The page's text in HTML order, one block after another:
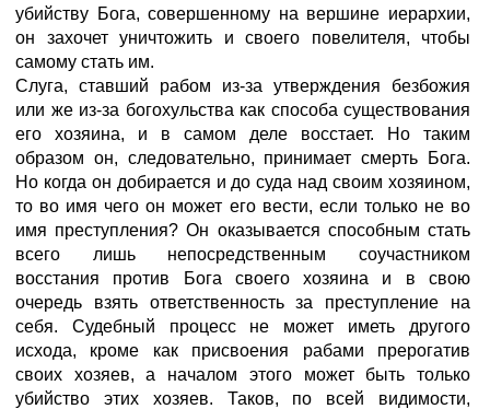
убийству Бога, совершенному на вершине иерархии,
он захочет уничтожить и своего повелителя, чтобы
самому стать им.
Слуга, ставший рабом из-за утверждения безбожия
или же из-за богохульства как способа существования
его хозяина, и в самом деле восстает. Но таким
образом он, следовательно, принимает смерть Бога.
Но когда он добирается и до суда над своим хозяином,
то во имя чего он может его вести, если только не во
имя преступления? Он оказывается способным стать
всего лишь непосредственным соучастником
восстания против Бога своего хозяина и в свою
очередь взять ответственность за преступление на
себя. Судебный процесс не может иметь другого
исхода, кроме как присвоения рабами прерогатив
своих хозяев, а началом этого может быть только
убийство этих хозяев. Таков, по всей видимости,